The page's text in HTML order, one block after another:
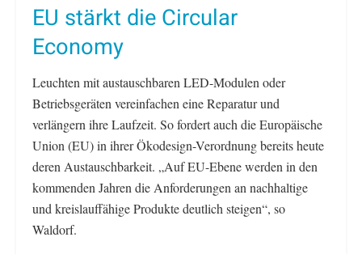
EU stärkt die Circular
Economy
Leuchten mit austauschbaren LED-Modulen oder
Betriebsgeräten vereinfachen eine Reparatur und
verlängern ihre Laufzeit. So fordert auch die Europäische
Union (EU) in ihrer Ökodesign-Verordnung bereits heute
deren Austauschbarkeit. „Auf EU-Ebene werden in den
kommenden Jahren die Anforderungen an nachhaltige
und kreislauffähige Produkte deutlich steigen“, so
Waldorf.